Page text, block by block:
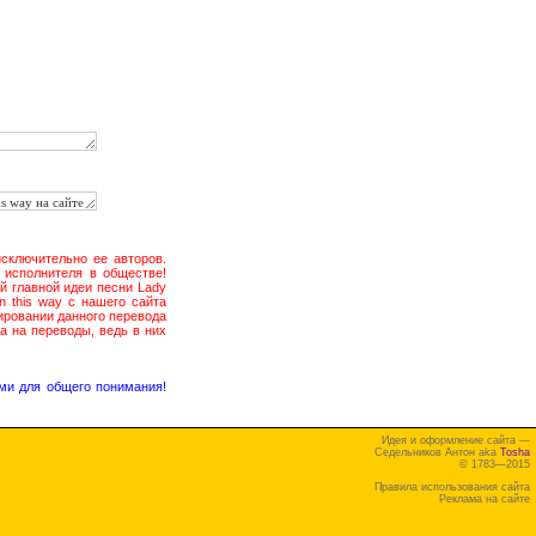
ее авторов.
в обществе!
главной идеи песни Lady
this way с нашего сайта
данного перевода
на переводы, ведь в них
для общего понимания!
Идея и оформление сайта —
Седельников Антон aka Tosha
© 1783—2015
Правила использования сайта
Реклама на сайте